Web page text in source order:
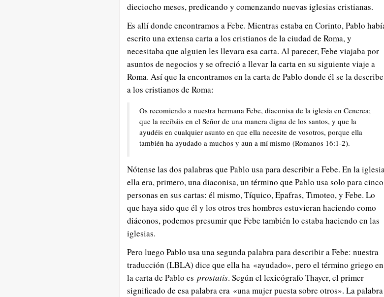
dieciocho meses, predicando y comenzando nuevas iglesias cristianas.
Es allí donde encontramos a Febe. Mientras estaba en Corinto, Pablo
escrito una extensa carta a los cristianos de la ciudad de Roma, y
necesitaba que alguien les llevara esa carta. Al parecer, Febe viajaba por
asuntos de negocios y se ofreció a llevar la carta en su siguiente viaje a
Roma. Así que la encontramos en la carta de Pablo donde él se la describe
a los cristianos de Roma:
Os recomiendo a nuestra hermana Febe, diaconisa de la iglesia en Cencrea;
que la recibáis en el Señor de una manera digna de los santos, y que la
ayudéis en cualquier asunto en que ella necesite de vosotros, porque ella
también ha ayudado a muchos y aun a mí mismo (Romanos 16:1-2).
Nótense las dos palabras que Pablo usa para describir a Febe. En la
ella era, primero, una diaconisa, un término que Pablo usa solo para cinco
personas en sus cartas: él mismo, Tíquico, Epafras, Timoteo, y Febe. Lo
que haya sido que él y los otros tres hombres estuvieran haciendo como
diáconos, podemos presumir que Febe también lo estaba haciendo en las
iglesias.
Pero luego Pablo usa una segunda palabra para describir a Febe: nuestra
traducción (LBLA) dice que ella ha «ayudado», pero el término griego en
la carta de Pablo es prostatis. Según el lexicógrafo Thayer, el primer
significado de esa palabra era «una mujer puesta sobre otros». La palabra